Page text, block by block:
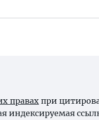
правахпри
индексируемая